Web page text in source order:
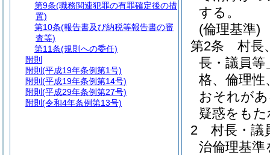
する。
(倫理基準)
第2条
村長
長・議員
格、倫理
おそれが
疑惑をも
2
村長・議
治倫理基
第9条(職務関連犯罪の有罪確定後の措
置)
第10条(報告書及び納税等報告書の審
査等)
第11条(規則への委任)
附則
附則 (平成19年条例第1号)
附則 (平成19年条例第14号)
附則 (平成29年条例第27号)
附則 (令和4年条例第13号)